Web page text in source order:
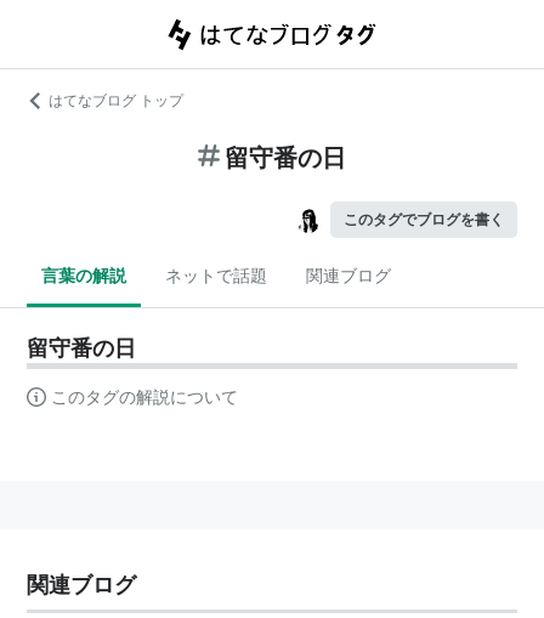
はてなブログ トップ
留守番の日
このタグでブログを書く
言葉の解説 ネットで話題 関連ブログ
留守番の日
このタグの解説について
関連ブログ